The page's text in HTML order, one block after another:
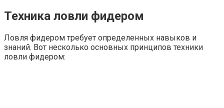
Техника ловли фидером
Ловля фидером требует определенных навыков и
знаний. Вот несколько основных принципов техники
ловли фидером: